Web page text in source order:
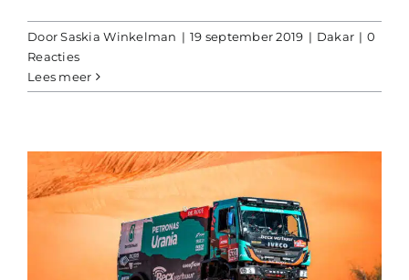
DoorSaskia Winkelman | 19 september 2019 | Dakar | 0
Reacties
Lees meer